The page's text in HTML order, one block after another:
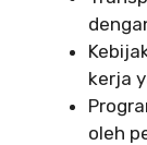
kerja
oleh